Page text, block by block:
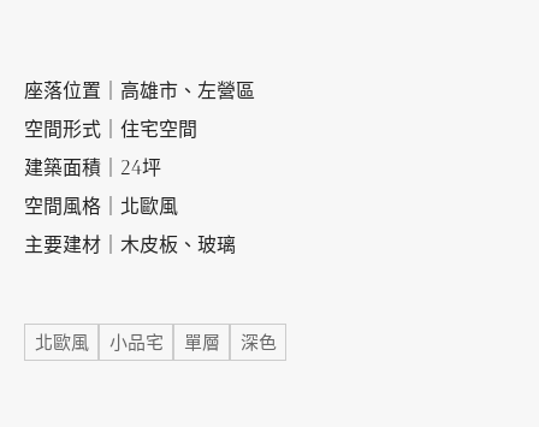
座落位置｜高雄市、左營區
空間形式｜住宅空間
建築面積｜24坪
空間風格｜北歐風
主要建材｜木皮板、玻璃
標籤
北歐風 小品宅 單層 深色